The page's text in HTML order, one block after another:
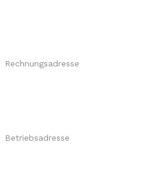
Rechnungsadresse
Betriebsadresse